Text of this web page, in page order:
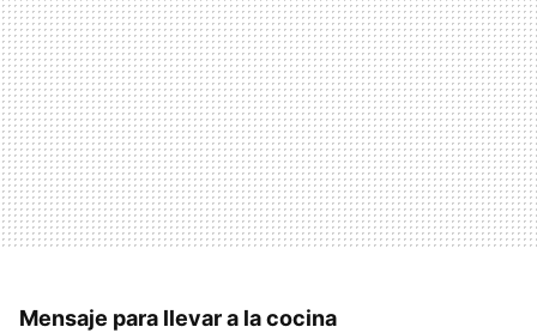
Mensaje para llevar a la cocina